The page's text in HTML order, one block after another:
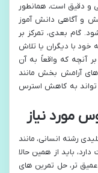
و دقیق است، همانطور
و آگاهی دانش آموز
گام بعدی، تمرکز بر
با دیگران یا تلاش
بر آنچه که واقعاً به آن
های آرامش بخش مانند
تواند به کاهش استرس
مورد نیاز
رشته انسانی، مانند
باید از همین حالا
عمیق تر، حل تمرین های